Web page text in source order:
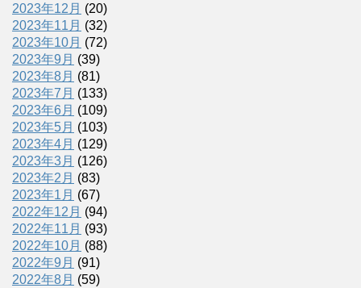
2023年12月 (20)
2023年11月 (32)
2023年10月 (72)
2023年9月 (39)
2023年8月 (81)
2023年7月 (133)
2023年6月 (109)
2023年5月 (103)
2023年4月 (129)
2023年3月 (126)
2023年2月 (83)
2023年1月 (67)
2022年12月 (94)
2022年11月 (93)
2022年10月 (88)
2022年9月 (91)
2022年8月 (59)